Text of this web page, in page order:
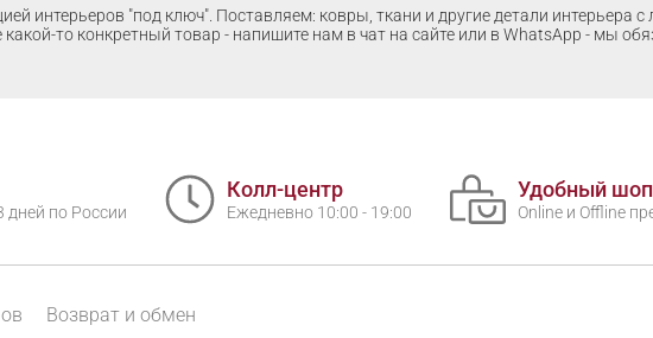
интерьеров "под ключ". Поставляем: ковры, ткани и другие детали интерьера
то конкретный товар - напишите нам в чат на сайте или в WhatsApp - мы
дней по России
Колл-центр
Ежедневно 10:00 - 19:00
Удобный
Online и Offline
Возврат и обмен